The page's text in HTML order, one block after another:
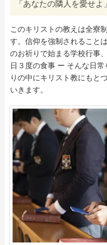
「あなたの隣人を愛せよ」
このキリストの教えは全寮
す。信仰を強制されること
のお祈りで始まる学校行事
日３度の食事 ー そんな日
りの中にキリスト教にもと
いきます。